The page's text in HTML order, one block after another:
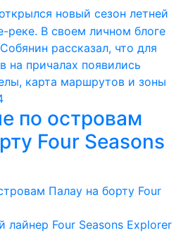
новый сезон летней
реке. В своем личном блоге
рассказал, что для
на причалах появились
карта маршрутов и зоны
по островам
Four Seasons
Four Seasons Explorer